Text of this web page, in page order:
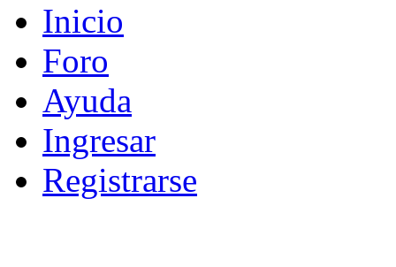
Inicio
Foro
Ayuda
Ingresar
Registrarse